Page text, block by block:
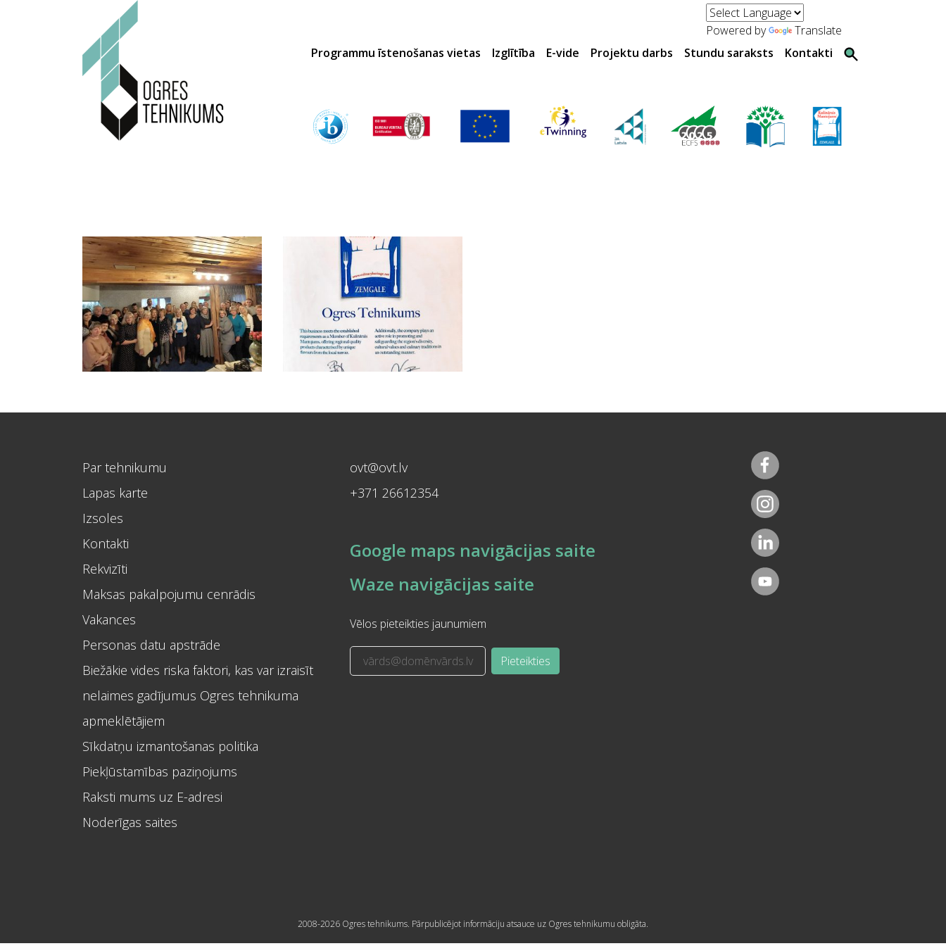
Powered by
Translate
Programmu īstenošanas vietas
Izglītība E-vide Projektu darbs Stundu saraksts Kontakti
Par tehnikumu
Lapas karte
Izsoles
Kontakti
Rekvizīti
Maksas pakalpojumu cenrādis
Vakances
Personas datu apstrāde
Biežākie vides riska faktori, kas var izraisīt
nelaimes gadījumus Ogres tehnikuma
apmeklētājiem
Sīkdatņu izmantošanas politika
Piekļūstamības paziņojums
Raksti mums uz E-adresi
Noderīgas saites
ovt@ovt.lv
+371 26612354
Google maps navigācijas saite
Waze navigācijas saite
Vēlos pieteikties jaunumiem
Pieteikties
2008-2026 Ogres tehnikums. Pārpublicējot informāciju atsauce uz Ogres tehnikumu obligāta.